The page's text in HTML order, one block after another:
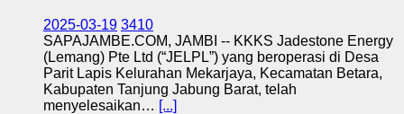
2025-03-19 3410
SAPAJAMBE.COM, JAMBI -- KKKS Jadestone Energy
(Lemang) Pte Ltd (“JELPL”) yang beroperasi di Desa
Parit Lapis Kelurahan Mekarjaya, Kecamatan Betara,
Kabupaten Tanjung Jabung Barat, telah
menyelesaikan… [...]